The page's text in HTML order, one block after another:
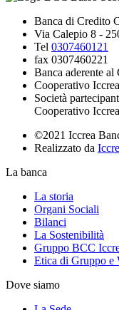
Banca di Credito
Via Calepio 8 -
Tel 0307460121
fax 0307460221
Banca aderente
Cooperativo Iccrea
Società
Cooperativo
©2021 Iccrea
Realizzato da
La banca
La storia
Organi Sociali
Bilanci
La Sostenibilità
Gruppo BCC
Etica di Gruppo e
Dove siamo